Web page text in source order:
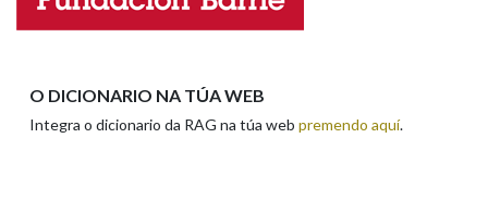
O DICIONARIO NA TÚA WEB
Integra o dicionario da RAG na túa web premendo aquí.